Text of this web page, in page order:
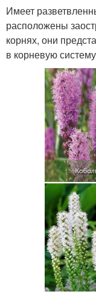
Имеет
расположены
корнях, они
в корневую